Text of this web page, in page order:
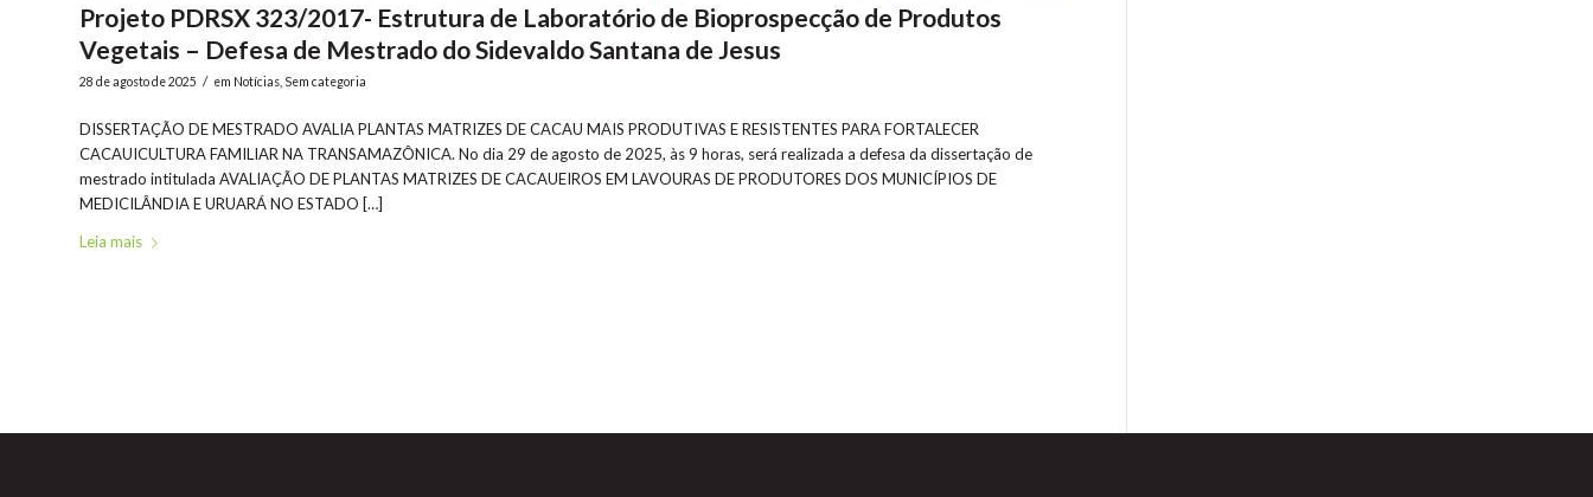
Projeto PDRSX 323/2017- Estrutura de Laboratório de Bioprospecção de Produtos
Vegetais – Defesa de Mestrado do Sidevaldo Santana de Jesus
28 de agosto de 2025 / em Notícias Sem categoria
DISSERTAÇÃO DE MESTRADO AVALIA PLANTAS MATRIZES DE CACAU MAIS PRODUTIVAS E RESISTENTES PARA FORTALECER
CACAUICULTURA FAMILIAR NA TRANSAMAZÔNICA. No dia 29 de agosto de 2025, às 9 horas, será realizada a defesa da dissertação de
mestrado intitulada AVALIAÇÃO DE PLANTAS MATRIZES DE CACAUEIROS EM LAVOURAS DE PRODUTORES DOS MUNICÍPIOS DE
MEDICILÂNDIA E URUARÁ NO ESTADO […]
Leia mais